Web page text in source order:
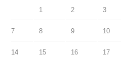
1 2 3
7 8 9 10
14 15 16 17